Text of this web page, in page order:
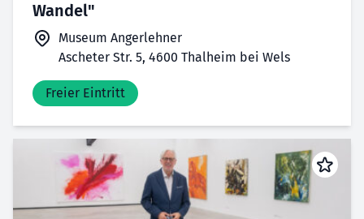
Wandel"
Museum Angerlehner
Ascheter Str. 5, 4600 Thalheim bei Wels
Freier Eintritt